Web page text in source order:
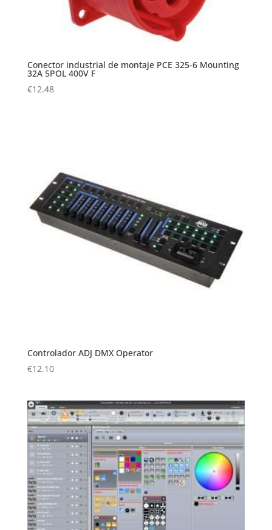
Conector industrial de montaje PCE 325-6 Mounting
32A 5POL 400V F
€12.48
Controlador ADJ DMX Operator
€12.10